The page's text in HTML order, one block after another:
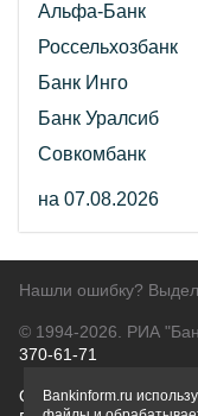
Альфа-Банк
Россельхозбанк
Банк Инго
Банк Уралсиб
Совкомбанк
на 07.08.2026
Нашли ошибку?
© 1994-2026. РИА
370-61-71
О проектеПолитика
Bankinform.ru